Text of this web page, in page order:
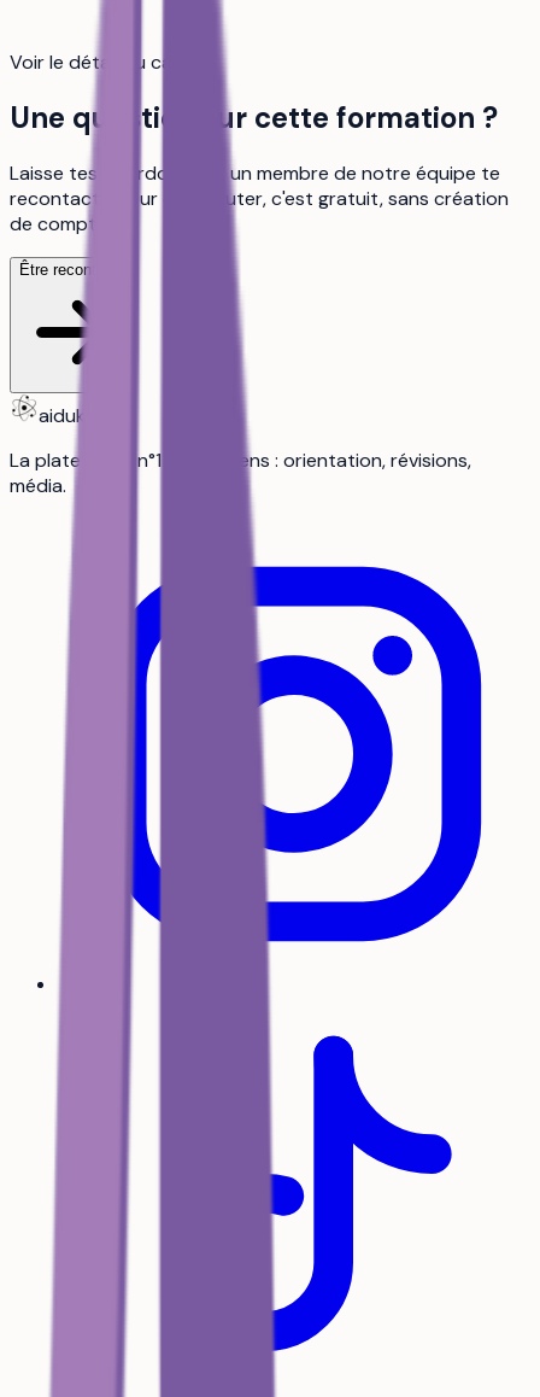
Voir le détail du calcul
Une question sur cette formation ?
Laisse tes coordonnées, un membre de notre équipe te
recontacte pour en discuter, c'est gratuit, sans création
de compte.
Être recontacté
aiduka
La plateforme n°1 des lycéens : orientation, révisions,
média.